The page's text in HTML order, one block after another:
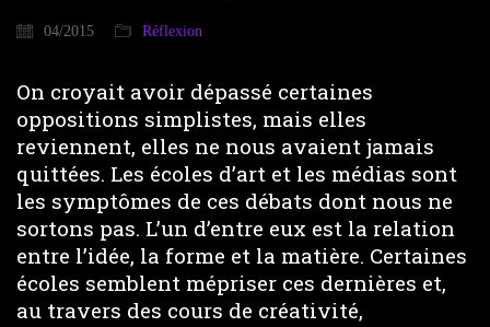
04/2015 Réflexion
On croyait avoir dépassé certaines
oppositions simplistes, mais elles
reviennent, elles ne nous avaient jamais
quittées. Les écoles d’art et les médias sont
les symptômes de ces débats dont nous ne
sortons pas. L’un d’entre eux est la relation
entre l’idée, la forme et la matière. Certaines
écoles semblent mépriser ces dernières et,
au travers des cours de créativité,